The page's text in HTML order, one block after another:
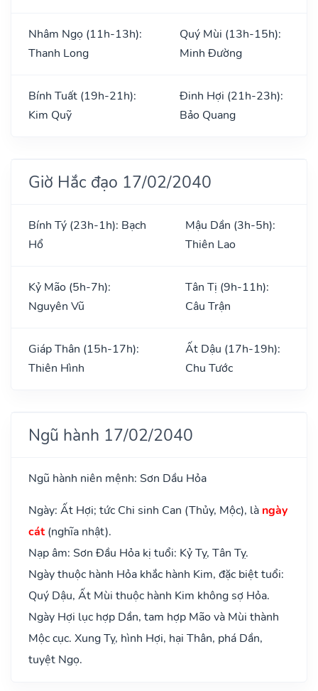
Nhâm Ngọ (11h-13h):
Thanh Long
Quý Mùi (13h-15h):
Minh Đường
Bính Tuất (19h-21h):
Kim Quỹ
Đinh Hợi (21h-23h):
Bảo Quang
Giờ Hắc đạo 17/02/2040
Bính Tý (23h-1h): Bạch
Hổ
Mậu Dần (3h-5h):
Thiên Lao
Kỷ Mão (5h-7h):
Nguyên Vũ
Tân Tị (9h-11h):
Câu Trận
Giáp Thân (15h-17h):
Thiên Hình
Ất Dậu (17h-19h):
Chu Tước
Ngũ hành 17/02/2040
Ngũ hành niên mệnh: Sơn Dầu Hỏa
Ngày: Ất Hợi; tức Chi sinh Can (Thủy, Mộc), là ngày
cát(nghĩa nhật).
Nạp âm: Sơn Đầu Hỏa kị tuổi: Kỷ Tỵ, Tân Tỵ.
Ngày thuộc hành Hỏa khắc hành Kim, đặc biệt tuổi:
Quý Dậu, Ất Mùi thuộc hành Kim không sợ Hỏa.
Ngày Hợi lục hợp Dần, tam hợp Mão và Mùi thành
Mộc cục. Xung Tỵ, hình Hợi, hại Thân, phá Dần,
tuyệt Ngọ.